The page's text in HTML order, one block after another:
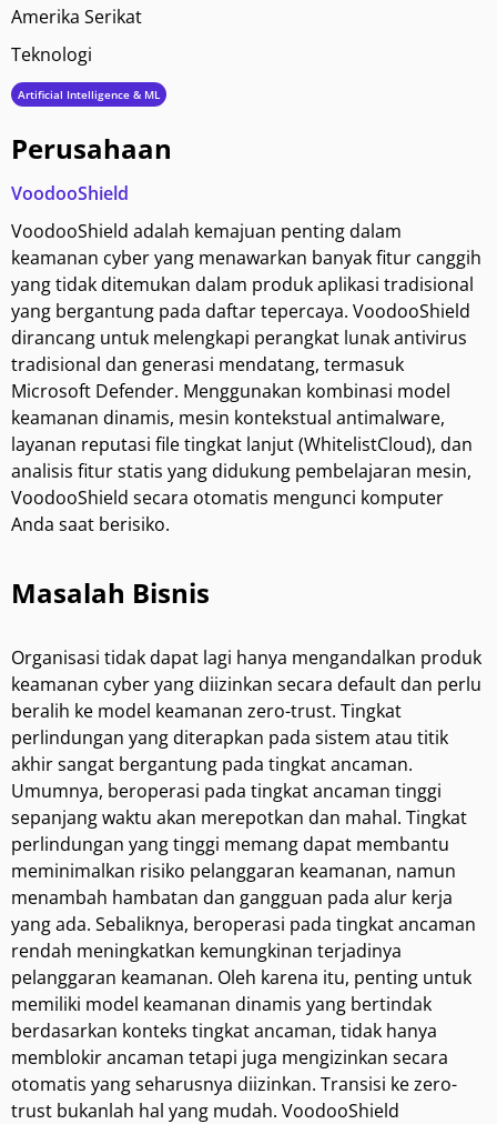
Amerika Serikat
Teknologi
Artificial Intelligence & ML
Perusahaan
VoodooShield
VoodooShield adalah kemajuan penting dalam
keamanan cyber yang menawarkan banyak fitur canggih
yang tidak ditemukan dalam produk aplikasi tradisional
yang bergantung pada daftar tepercaya. VoodooShield
dirancang untuk melengkapi perangkat lunak antivirus
tradisional dan generasi mendatang, termasuk
Microsoft Defender. Menggunakan kombinasi model
keamanan dinamis, mesin kontekstual antimalware,
layanan reputasi file tingkat lanjut (WhitelistCloud), dan
analisis fitur statis yang didukung pembelajaran mesin,
VoodooShield secara otomatis mengunci komputer
Anda saat berisiko.
Masalah Bisnis
Organisasi tidak dapat lagi hanya mengandalkan produk
keamanan cyber yang diizinkan secara default dan perlu
beralih ke model keamanan zero-trust. Tingkat
perlindungan yang diterapkan pada sistem atau titik
akhir sangat bergantung pada tingkat ancaman.
Umumnya, beroperasi pada tingkat ancaman tinggi
sepanjang waktu akan merepotkan dan mahal. Tingkat
perlindungan yang tinggi memang dapat membantu
meminimalkan risiko pelanggaran keamanan, namun
menambah hambatan dan gangguan pada alur kerja
yang ada. Sebaliknya, beroperasi pada tingkat ancaman
rendah meningkatkan kemungkinan terjadinya
pelanggaran keamanan. Oleh karena itu, penting untuk
memiliki model keamanan dinamis yang bertindak
berdasarkan konteks tingkat ancaman, tidak hanya
memblokir ancaman tetapi juga mengizinkan secara
otomatis yang seharusnya diizinkan. Transisi ke zero-
trust bukanlah hal yang mudah. VoodooShield